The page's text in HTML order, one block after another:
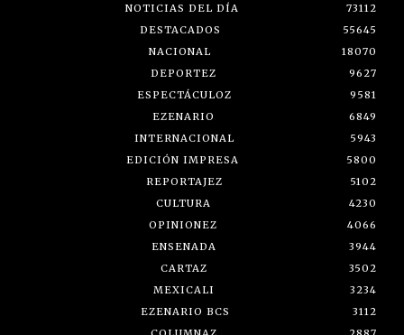
NOTICIAS DEL DÍA
73112
DESTACADOS
55645
NACIONAL
18070
DEPORTEZ
9627
ESPECTÁCULOZ
9581
EZENARIO
6849
INTERNACIONAL
5943
EDICIÓN IMPRESA
5800
REPORTAJEZ
5102
CULTURA
4230
OPINIONEZ
4066
ENSENADA
3944
CARTAZ
3502
MEXICALI
3234
EZENARIO BCS
3112